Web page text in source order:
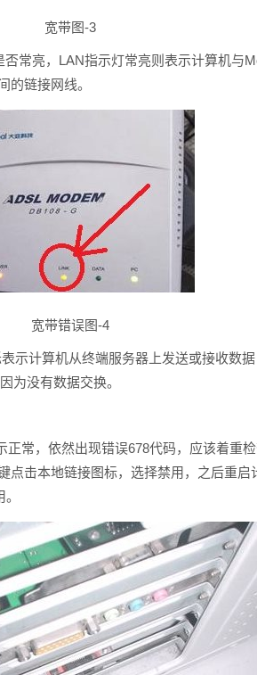
宽带图-3
亮，LAN指示灯常亮则表示计算机与
的链接网线。
宽带错误图-4
计算机从终端服务器上发送或接收数据
为没有数据交换。
常，依然出现错误678代码，应该着重
点击本地链接图标，选择禁用，之后重启